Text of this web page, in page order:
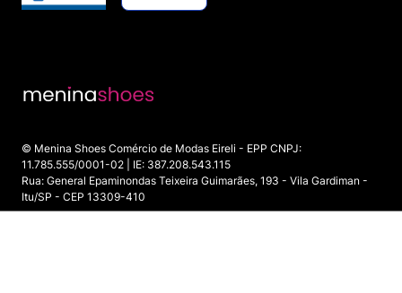
© Menina Shoes Comércio de Modas Eireli - EPP CNPJ:
11.785.555/0001-02 | IE: 387.208.543.115
Rua: General Epaminondas Teixeira Guimarães, 193 - Vila Gardiman -
Itu/SP - CEP 13309-410